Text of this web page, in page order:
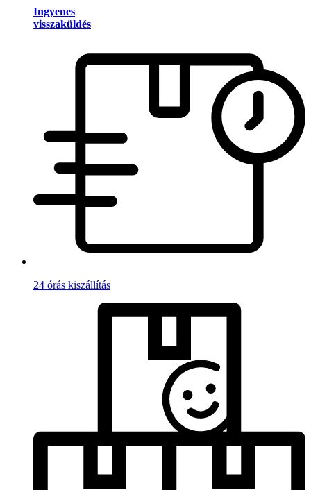
Ingyenes
visszaküldés
24 órás kiszállítás